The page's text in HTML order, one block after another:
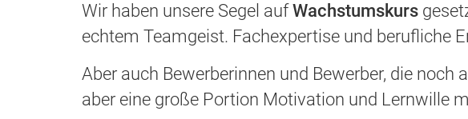
Wir haben unsere Segel aufWachstumskurs
echtem Teamgeist. Fachexpertise und berufliche
Aber auch Bewerberinnen und Bewerber, die noch
aber eine große Portion Motivation und Lernwille